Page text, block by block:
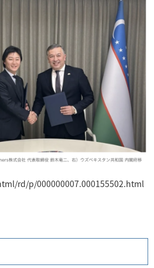
rd/p/000000007.000155502.html